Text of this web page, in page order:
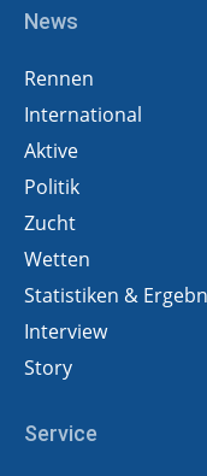
News
Rennen
International
Aktive
Politik
Zucht
Wetten
Statistiken &
Interview
Story
Service